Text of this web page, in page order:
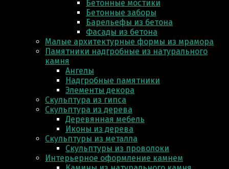
Бетонные мостики
Бетонные заборы
Барельефы из бетона
Фасады из бетона
Малые архитектурные формы из мрамора
Памятники надгробные из натурального
камня
Ангелы
Надгробные памятники
Элементы декора
Скульптура из гипса
Скульптура из деревa
Деревянная мебель
Иконы из дерева
Скульптуры из металла
Скульптуры из проволоки
Интерьерное оформление камнем